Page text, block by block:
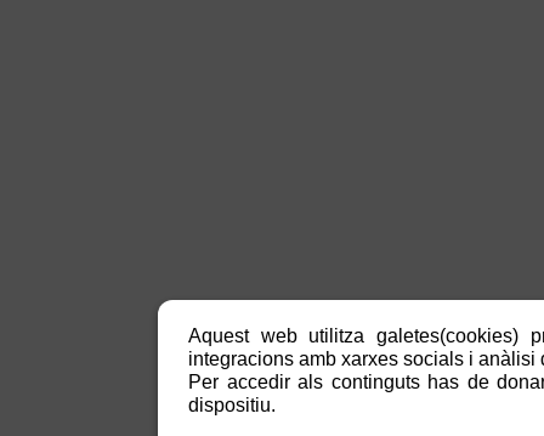
Aquest web utilitza galetes(cookies)
integracions amb xarxes socials i anàlisi
Per accedir als continguts has de
dispositiu.